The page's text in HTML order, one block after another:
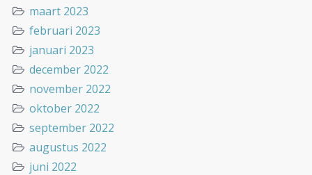
maart 2023
februari 2023
januari 2023
december 2022
november 2022
oktober 2022
september 2022
augustus 2022
juni 2022